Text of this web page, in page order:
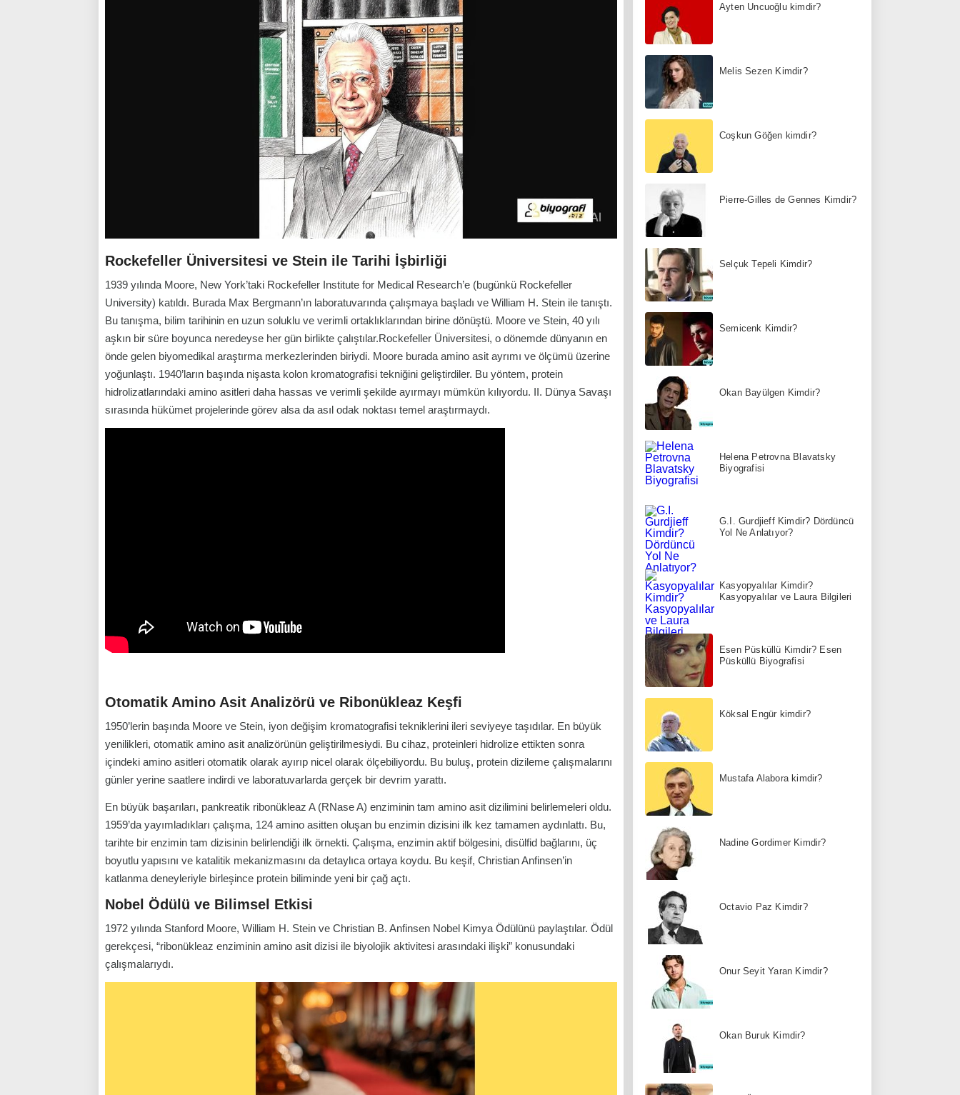
Rockefeller Üniversitesi ve Stein ile Tarihi İşbirliği
1939 yılında Moore, New York’taki Rockefeller Institute for Medical Research’e (bugünkü Rockefeller
University) katıldı. Burada Max Bergmann’ın laboratuvarında çalışmaya başladı ve William H. Stein ile tanıştı.
Bu tanışma, bilim tarihinin en uzun soluklu ve verimli ortaklıklarından birine dönüştü. Moore ve Stein, 40 yılı
aşkın bir süre boyunca neredeyse her gün birlikte çalıştılar.Rockefeller Üniversitesi, o dönemde dünyanın en
önde gelen biyomedikal araştırma merkezlerinden biriydi. Moore burada amino asit ayrımı ve ölçümü üzerine
yoğunlaştı. 1940’ların başında nişasta kolon kromatografisi tekniğini geliştirdiler. Bu yöntem, protein
hidrolizatlarındaki amino asitleri daha hassas ve verimli şekilde ayırmayı mümkün kılıyordu. II. Dünya Savaşı
sırasında hükümet projelerinde görev alsa da asıl odak noktası temel araştırmaydı.
Otomatik Amino Asit Analizörü ve Ribonükleaz Keşfi
1950’lerin başında Moore ve Stein, iyon değişim kromatografisi tekniklerini ileri seviyeye taşıdılar. En büyük
yenilikleri, otomatik amino asit analizörünün geliştirilmesiydi. Bu cihaz, proteinleri hidrolize ettikten sonra
içindeki amino asitleri otomatik olarak ayırıp nicel olarak ölçebiliyordu. Bu buluş, protein dizileme çalışmalarını
günler yerine saatlere indirdi ve laboratuvarlarda gerçek bir devrim yarattı.
En büyük başarıları, pankreatik ribonükleaz A (RNase A) enziminin tam amino asit dizilimini belirlemeleri oldu.
1959’da yayımladıkları çalışma, 124 amino asitten oluşan bu enzimin dizisini ilk kez tamamen aydınlattı. Bu,
tarihte bir enzimin tam dizisinin belirlendiği ilk örnekti. Çalışma, enzimin aktif bölgesini, disülfid bağlarını, üç
boyutlu yapısını ve katalitik mekanizmasını da detaylıca ortaya koydu. Bu keşif, Christian Anfinsen’in
katlanma deneyleriyle birleşince protein biliminde yeni bir çağ açtı.
Nobel Ödülü ve Bilimsel Etkisi
1972 yılında Stanford Moore, William H. Stein ve Christian B. Anfinsen Nobel Kimya Ödülünü paylaştılar. Ödül
gerekçesi, “ribonükleaz enziminin amino asit dizisi ile biyolojik aktivitesi arasındaki ilişki” konusundaki
çalışmalarıydı.
Ayten Uncuoğlu kimdir?
Melis Sezen Kimdir?
Coşkun Göğen kimdir?
Pierre-Gilles de Gennes Kimdir?
Selçuk Tepeli Kimdir?
Semicenk Kimdir?
Okan Bayülgen Kimdir?
Helena Petrovna Blavatsky
Biyografisi
G.I. Gurdjieff Kimdir? Dördüncü
Yol Ne Anlatıyor?
Kasyopyalılar Kimdir?
Kasyopyalılar ve Laura Bilgileri
Esen Püsküllü Kimdir? Esen
Püsküllü Biyografisi
Köksal Engür kimdir?
Mustafa Alabora kimdir?
Nadine Gordimer Kimdir?
Octavio Paz Kimdir?
Onur Seyit Yaran Kimdir?
Okan Buruk Kimdir?